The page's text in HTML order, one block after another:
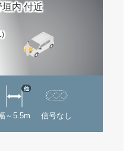
垣内 付近
～5.5m
他
信号なし